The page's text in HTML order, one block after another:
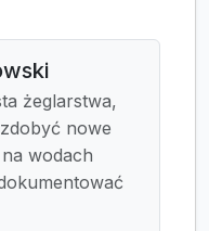
żeglarstwa,
nowe
wodach